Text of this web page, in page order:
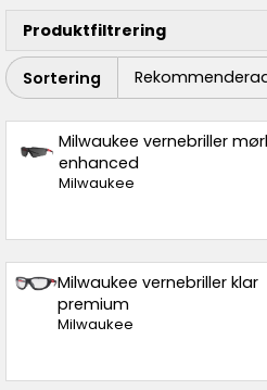
Produktfiltrering
Sortering
Milwaukee vernebriller
enhanced
Milwaukee
Milwaukee vernebriller klar
premium
Milwaukee